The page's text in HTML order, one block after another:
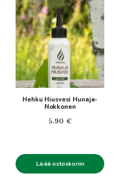
Hehku Hiusvesi Hunaja-
Nokkonen
5.90 €
Lisää ostoskoriin